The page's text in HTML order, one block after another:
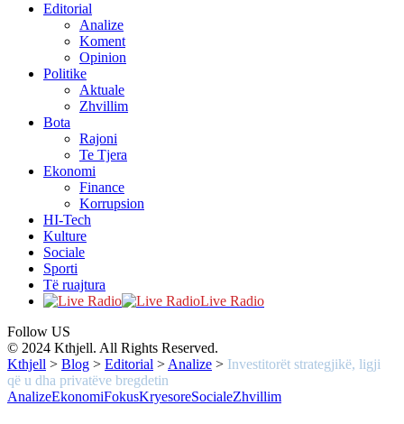
Editorial
Analize
Koment
Opinion
Politike
Aktuale
Zhvillim
Bota
Rajoni
Te Tjera
Ekonomi
Finance
Korrupsion
HI-Tech
Kulture
Sociale
Sporti
Të ruajtura
Live Radio
Follow US
© 2024 Kthjell. All Rights Reserved.
Kthjell > Blog > Editorial > Analize > Investitorët strategjikë, ligji
që u dha privatëve bregdetin
AnalizeEkonomiFokusKryesoreSocialeZhvillim